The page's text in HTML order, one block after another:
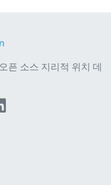
픈 소스 지리적 위치 데